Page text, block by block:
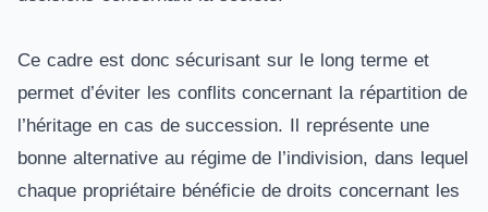
Ce cadre est donc sécurisant sur le long terme et
permet d’éviter les conflits concernant la répartition de
l’héritage en cas de succession. Il représente une
bonne alternative au régime de l’indivision, dans lequel
chaque propriétaire bénéficie de droits concernant les